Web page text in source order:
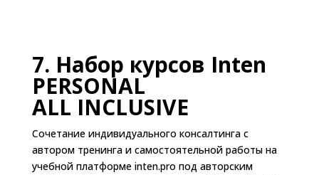
7. Набор курсов Inten
PERSONAL
ALL INCLUSIVE
Сочетание индивидуального консалтинга с
автором тренинга и самостоятельной работы на
учебной платформе inten.pro под авторским